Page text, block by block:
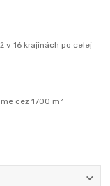
v 16 krajinách po celej
cez 1700 m²